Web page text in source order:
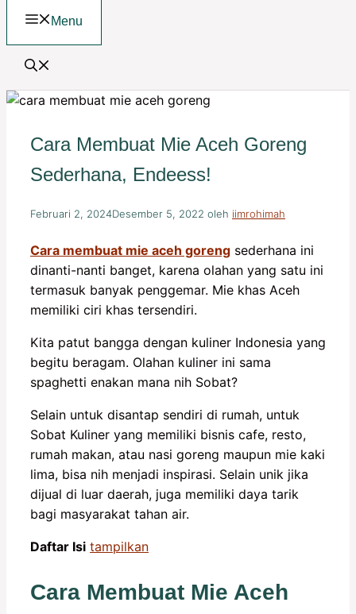
Menu
Cara Membuat Mie Aceh Goreng
Sederhana, Endeess!
Februari 2, 2024Desember 5, 2022 oleh iimrohimah
Cara membuat mie aceh goreng sederhana ini
dinanti-nanti banget, karena olahan yang satu ini
termasuk banyak penggemar. Mie khas Aceh
memiliki ciri khas tersendiri.
Kita patut bangga dengan kuliner Indonesia yang
begitu beragam. Olahan kuliner ini sama
spaghetti enakan mana nih Sobat?
Selain untuk disantap sendiri di rumah, untuk
Sobat Kuliner yang memiliki bisnis cafe, resto,
rumah makan, atau nasi goreng maupun mie kaki
lima, bisa nih menjadi inspirasi. Selain unik jika
dijual di luar daerah, juga memiliki daya tarik
bagi masyarakat tahan air.
Daftar Isi tampilkan
Cara Membuat Mie Aceh